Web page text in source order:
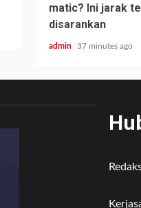
matic? Ini jarak
disarankan
admin 37 minutes ago